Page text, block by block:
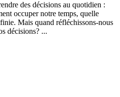
des décisions au quotidien :
occuper notre temps, quelle
Mais quand réfléchissons-nous
décisions? ...